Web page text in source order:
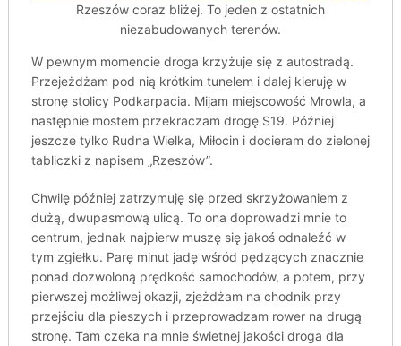
Rzeszów coraz bliżej. To jeden z ostatnich
niezabudowanych terenów.
W pewnym momencie droga krzyżuje się z autostradą.
Przejeżdżam pod nią krótkim tunelem i dalej kieruję w
stronę stolicy Podkarpacia. Mijam miejscowość Mrowla, a
następnie mostem przekraczam drogę S19. Później
jeszcze tylko Rudna Wielka, Miłocin i docieram do zielonej
tabliczki z napisem „Rzeszów”.
Chwilę później zatrzymuję się przed skrzyżowaniem z
dużą, dwupasmową ulicą. To ona doprowadzi mnie to
centrum, jednak najpierw muszę się jakoś odnaleźć w
tym zgiełku. Parę minut jadę wśród pędzących znacznie
ponad dozwoloną prędkość samochodów, a potem, przy
pierwszej możliwej okazji, zjeżdżam na chodnik przy
przejściu dla pieszych i przeprowadzam rower na drugą
stronę. Tam czeka na mnie świetnej jakości droga dla